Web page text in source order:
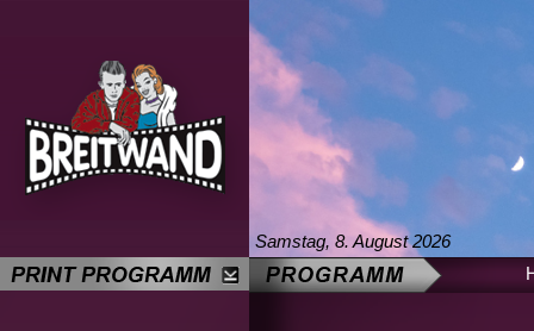
Samstag, 8. August 2026